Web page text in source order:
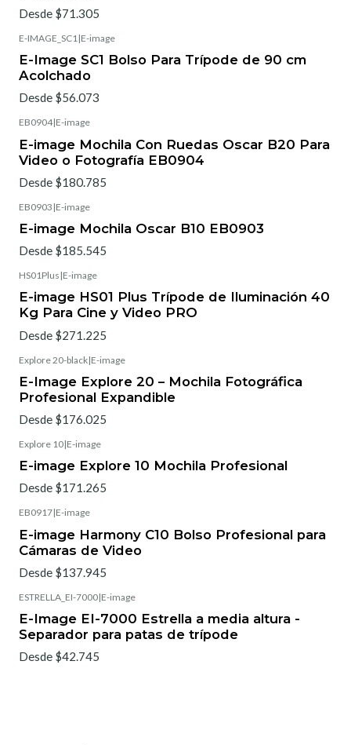
Desde $71.305
E-IMAGE_SC1|E-image
E-Image SC1 Bolso Para Trípode de 90 cm
Acolchado
Desde $56.073
EB0904|E-image
E-image Mochila Con Ruedas Oscar B20 Para
Video o Fotografía EB0904
Desde $180.785
EB0903 |E-image
E-image Mochila Oscar B10 EB0903
Desde $185.545
HS01Plus |E-image
E-image HS01 Plus Trípode de Iluminación 40
Kg Para Cine y Video PRO
Desde $271.225
Explore 20-black|E-image
E-Image Explore 20 – Mochila Fotográfica
Profesional Expandible
Desde $176.025
Explore 10|E-image
E-image Explore 10 Mochila Profesional
Desde $171.265
EB0917|E-image
E-image Harmony C10 Bolso Profesional para
Cámaras de Video
Desde $137.945
ESTRELLA_EI-7000|E-image
E-Image EI-7000 Estrella a media altura -
Separador para patas de trípode
Desde $42.745